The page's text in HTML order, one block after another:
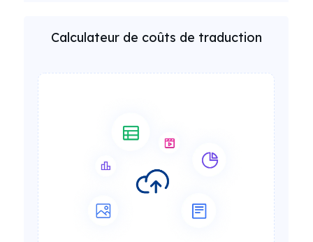
Calculateur de coûts de traduction